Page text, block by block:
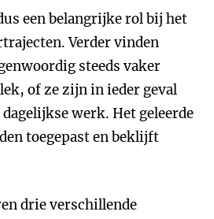
een belangrijke rol bij het
Verder vinden
steeds vaker
of ze zijn in ieder geval
werk. Het geleerde
toegepast en beklijft
drie verschillende